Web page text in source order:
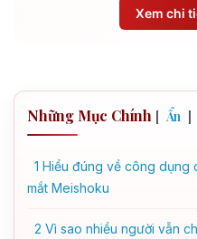
Xem chi
Những Mục Chính [ Ẩn ]
1 Hiểu đúng về công dụng
mắt Meishoku
2 Vì sao nhiều người vẫn